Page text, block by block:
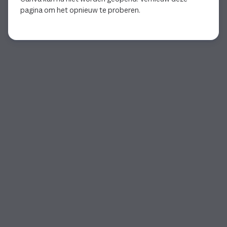
pagina om het opnieuw te proberen.